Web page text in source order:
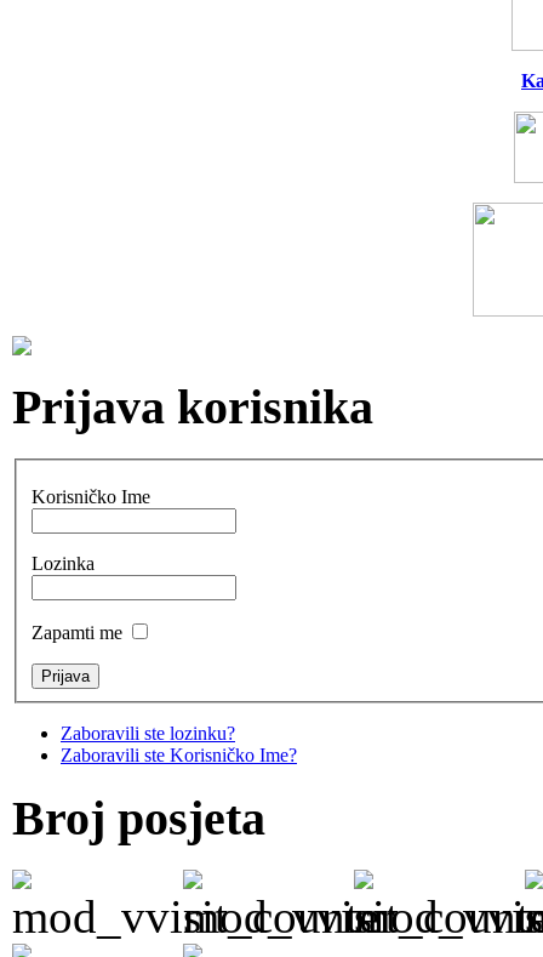
Prijava korisnika
Korisničko Ime
Lozinka
Zapamti me
Zaboravili ste lozinku?
Zaboravili ste Korisničko Ime?
Broj posjeta